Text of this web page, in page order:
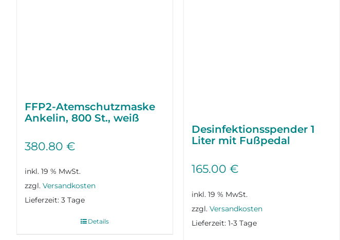
FFP2-Atemschutzmaske
Ankelin, 800 St., weiß
380.80 €
inkl. 19 % MwSt.
zzgl. Versandkosten
Lieferzeit: 3 Tage
Details
Desinfektions­spender 1
Liter mit Fußpedal
165.00 €
inkl. 19 % MwSt.
zzgl. Versandkosten
Lieferzeit: 1-3 Tage